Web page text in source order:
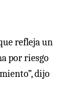
refleja un
por riesgo
dijo